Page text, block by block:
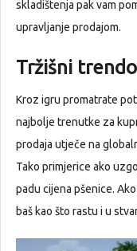
skladištenja pak vam
upravljanje prodajom.
Tržišni
Kroz igru promatrate
najbolje trenutke za
prodaja utječe na
Tako primjerice ako
padu cijena pšenice.
baš kao što rastu i u